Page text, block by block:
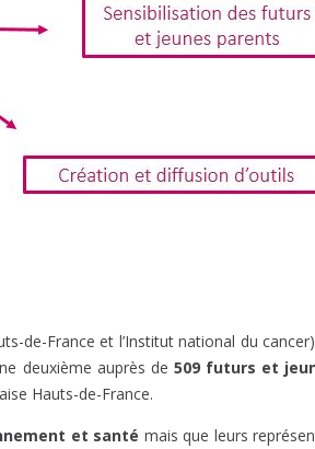
de-France et l’Institut national du
deuxième auprès de 509 futurs et
Hauts-de-France.
et santé mais que leurs